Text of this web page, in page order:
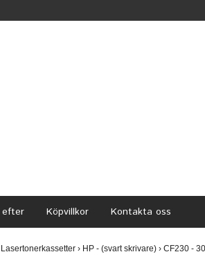
efter Köpvillkor Kontakta oss
Lasertonerkassetter › HP - (svart skrivare) › CF230 -